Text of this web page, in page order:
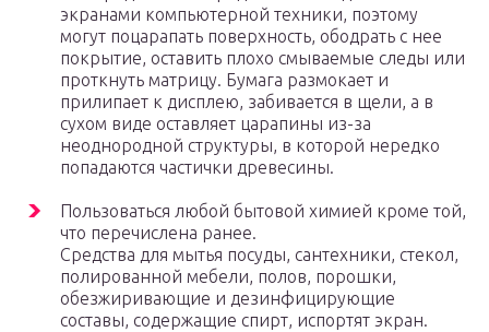
экранами компьютерной техники, поэтому
могут поцарапать поверхность, ободрать с нее
покрытие, оставить плохо смываемые следы или
проткнуть матрицу. Бумага размокает и
прилипает к дисплею, забивается в щели, а в
сухом виде оставляет царапины из-за
неоднородной структуры, в которой нередко
попадаются частички древесины.
Пользоваться любой бытовой химией кроме той,
что перечислена ранее.
Средства для мытья посуды, сантехники, стекол,
полированной мебели, полов, порошки,
обезжиривающие и дезинфицирующие
составы, содержащие спирт, испортят экран.